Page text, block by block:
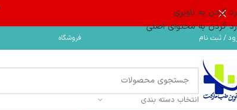
رد کردن به ناوبری
رد کردن به محتوای اصلی
/ ثبت نام فروشگاه
انتخاب دسته بندی